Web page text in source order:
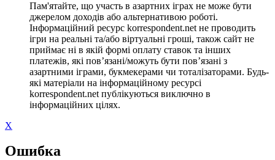
Пам'ятайте, що участь в азартних іграх не може бути
джерелом доходів або альтернативою роботі.
Інформаційний ресурс korrespondent.net не проводить
ігри на реальні та/або віртуальні гроші, також сайт не
приймає ні в якій формі оплату ставок та інших
платежів, які пов’язані/можуть бути пов’язані з
азартними іграми, букмекерами чи тоталізаторами. Будь-
які матеріали на інформаційному ресурсі
korrespondent.net публікуються виключно в
інформаційних цілях.
X
Ошибка